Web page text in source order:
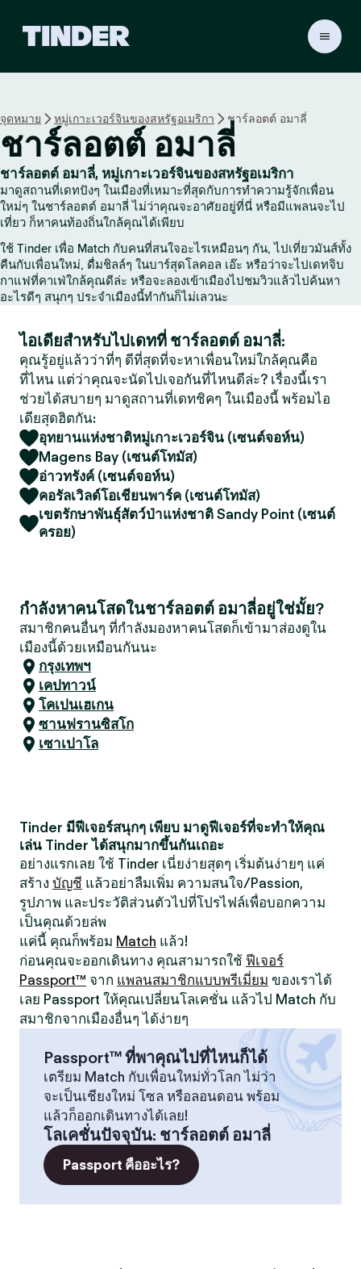
ก
T
i
n
d
e
r
จุดหมาย หมู่เกาะเวอร์จินของสหรัฐอเมริกา ชาร์ลอตต์ อมาลี่
ชาร์ลอตต์ อมาลี่
ชาร์ลอตต์ อมาลี่, หมู่เกาะเวอร์จินของสหรัฐอเมริกา
มาดูสถานที่เดทปังๆ ในเมืองที่เหมาะที่สุดกับการทำความรู้จักเพื่อน
ใหม่ๆ ในชาร์ลอตต์ อมาลี่ ไม่ว่าคุณจะอาศัยอยู่ที่นี่ หรือมีแพลนจะไป
เที่ยว ก็หาคนท้องถิ่นใกล้คุณได้เพียบ
ใช้ Tinder เพื่อ Match กับคนที่สนใจอะไรเหมือนๆ กัน, ไปเที่ยวมันส์ทั้ง
คืนกับเพื่อนใหม่, ดื่มชิลล์ๆ ในบาร์สุดโลคอล เอ๊ะ หรือว่าจะไปเดทจิบ
กาแฟที่คาเฟ่ใกล้คุณดีล่ะ หรือจะลองเข้าเมืองไปชมวิวแล้วไปค้นหา
อะไรดีๆ สนุกๆ ประจำเมืองนี้ทำกันก็ไม่เลวนะ
ไอเดียสำหรับไปเดทที่ ชาร์ลอตต์ อมาลี่:
คุณรู้อยู่แล้วว่าที่ๆ ดีที่สุดที่จะหาเพื่อนใหม่ใกล้คุณคือ
ที่ไหน แต่ว่าคุณจะนัดไปเจอกันที่ไหนดีล่ะ? เรื่องนี้เรา
ช่วยได้สบายๆ มาดูสถานที่เดทชิคๆ ในเมืองนี้ พร้อมไอ
เดียสุดฮิตกัน:
อุทยานแห่งชาติหมู่เกาะเวอร์จิน (เซนต์จอห์น)
Magens Bay (เซนต์โทมัส)
อ่าวทรังค์ (เซนต์จอห์น)
คอรัลเวิลด์โอเชียนพาร์ค (เซนต์โทมัส)
เขตรักษาพันธุ์สัตว์ป่าแห่งชาติ Sandy Point (เซนต์
ครอย)
กำลังหาคนโสดในชาร์ลอตต์ อมาลี่อยู่ใช่มั้ย?
สมาชิกคนอื่นๆ ที่กำลังมองหาคนโสดก็เข้ามาส่องดูใน
เมืองนี้ด้วยเหมือนกันนะ
กรุงเทพฯ
เคปทาวน์
โคเปนเฮเกน
ซานฟรานซิสโก
เซาเปาโล
Tinder มีฟีเจอร์สนุกๆ เพียบ มาดูฟีเจอร์ที่จะทำให้คุณ
เล่น Tinder ได้สนุกมากขึ้นกันเถอะ
อย่างแรกเลย ใช้ Tinder เนี่ยง่ายสุดๆ เริ่มต้นง่ายๆ แค่
สร้าง บัญชี แล้วอย่าลืมเพิ่ม ความสนใจ/Passion,
รูปภาพ และประวัติส่วนตัวไปที่โปรไฟล์เพื่อบอกความ
เป็นคุณด้วยล่พ
แค่นี้ คุณก็พร้อม Match แล้ว!
ก่อนคุณจะออกเดินทาง คุณสามารถใช้ ฟีเจอร์
Passport™ จาก แพลนสมาชิกแบบพรีเมี่ยม ของเราได้
เลย Passport ให้คุณเปลี่ยนโลเคชั่น แล้วไป Match กับ
สมาชิกจากเมืองอื่นๆ ได้ง่ายๆ
Passport™ ที่พาคุณไปที่ไหนก็ได้
เตรียม Match กับเพื่อนใหม่ทั่วโลก ไม่ว่า
จะเป็นเชียงใหม่ โซล หรือลอนดอน พร้อม
แล้วก็ออกเดินทางได้เลย!
โลเคชั่นปัจจุบัน: ชาร์ลอตต์ อมาลี่
Passport คืออะไร?